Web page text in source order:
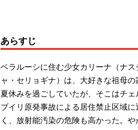
あらすじ
ベラルーシに住む少女カリーナ（ナス
ャ・セリョギナ）は、大好きな祖母の
夏休みを過ごしていたが、そこはチェ
ブイリ原発事故による居住禁止区域に
く、放射能汚染の危険も高かった。や